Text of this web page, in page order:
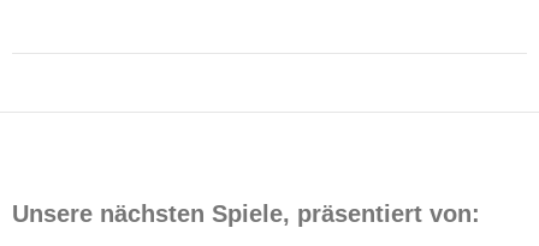
Unsere nächsten Spiele, präsentiert von: